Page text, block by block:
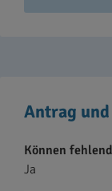
Antrag
Können
Ja